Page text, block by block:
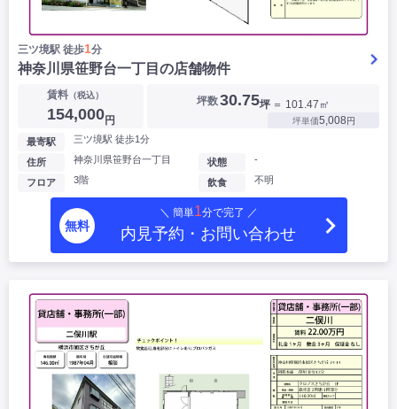
三ツ境駅 徒歩1分
神奈川県笹野台一丁目の店舗物件
賃料（税込）
154,000円
坪数30.75坪 ＝ 101.47㎡
坪単価5,008円
最寄駅 三ツ境駅 徒歩1分
住所 神奈川県笹野台一丁目
フロア 3階
状態 -
飲食 不明
無料
＼ 簡単1分で完了 ／
内見予約・お問い合わせ